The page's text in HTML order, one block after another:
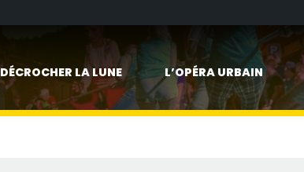
DÉCROCHER LA LUNE L’OPÉRA URBAIN